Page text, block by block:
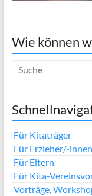
Wie können
Für Kitaträger
Für Erzieher/-innen
Für Eltern
Für Kita-
Vorträge,